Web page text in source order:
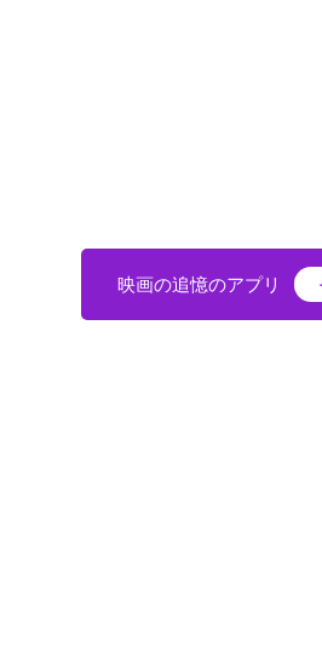
映画の追憶のアプリ